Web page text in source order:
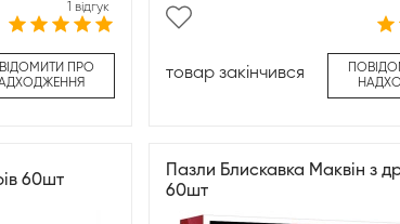
1 відгук
ПРО
товар закінчився
60шт
Пазли Блискавка Маквін з
60шт